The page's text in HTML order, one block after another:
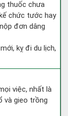
thuốc chưa
chức tước hay
đơn dâng
kỵ đi du lịch,
việc, nhất là
và gieo trồng